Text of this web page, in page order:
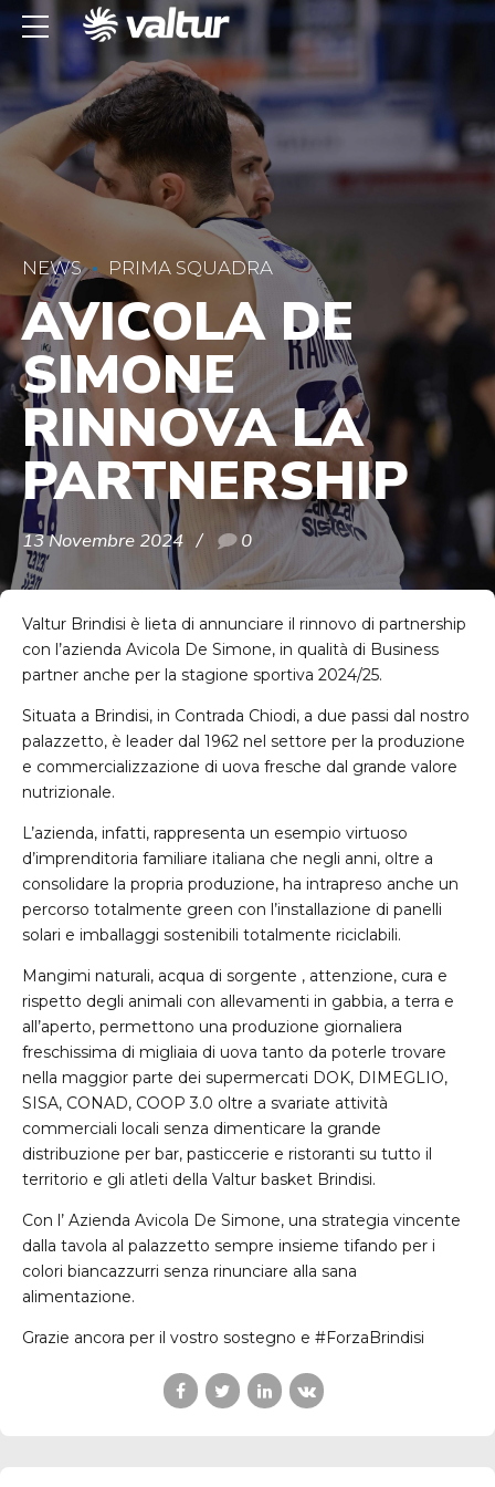
NEWS PRIMA SQUADRA
AVICOLA DE
SIMONE
RINNOVA LA
PARTNERSHIP
13 Novembre 2024 0
Valtur Brindisi è lieta di annunciare il rinnovo di partnership
con l’azienda Avicola De Simone, in qualità di Business
partner anche per la stagione sportiva 2024/25.
Situata a Brindisi, in Contrada Chiodi, a due passi dal nostro
palazzetto, è leader dal 1962 nel settore per la produzione
e commercializzazione di uova fresche dal grande valore
nutrizionale.
L’azienda, infatti, rappresenta un esempio virtuoso
d’imprenditoria familiare italiana che negli anni, oltre a
consolidare la propria produzione, ha intrapreso anche un
percorso totalmente green con l’installazione di panelli
solari e imballaggi sostenibili totalmente riciclabili.
Mangimi naturali, acqua di sorgente , attenzione, cura e
rispetto degli animali con allevamenti in gabbia, a terra e
all’aperto, permettono una produzione giornaliera
freschissima di migliaia di uova tanto da poterle trovare
nella maggior parte dei supermercati DOK, DIMEGLIO,
SISA, CONAD, COOP 3.0 oltre a svariate attività
commerciali locali senza dimenticare la grande
distribuzione per bar, pasticcerie e ristoranti su tutto il
territorio e gli atleti della Valtur basket Brindisi.
Con l’ Azienda Avicola De Simone, una strategia vincente
dalla tavola al palazzetto sempre insieme tifando per i
colori biancazzurri senza rinunciare alla sana
alimentazione.
Grazie ancora per il vostro sostegno e #ForzaBrindisi